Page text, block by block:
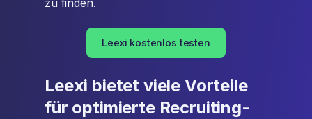
zu finden.
Leexi kostenlos testen
Leexi bietet viele Vorteile
für optimierte Recruiting-